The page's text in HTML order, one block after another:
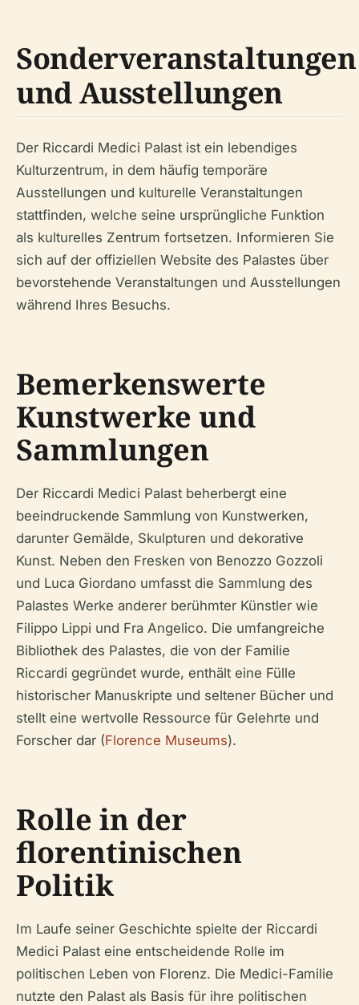
Sonderveranstaltungen
und Ausstellungen
Der Riccardi Medici Palast ist ein lebendiges
Kulturzentrum, in dem häufig temporäre
Ausstellungen und kulturelle Veranstaltungen
stattfinden, welche seine ursprüngliche Funktion
als kulturelles Zentrum fortsetzen. Informieren Sie
sich auf der offiziellen Website des Palastes über
bevorstehende Veranstaltungen und Ausstellungen
während Ihres Besuchs.
Bemerkenswerte
Kunstwerke und
Sammlungen
Der Riccardi Medici Palast beherbergt eine
beeindruckende Sammlung von Kunstwerken,
darunter Gemälde, Skulpturen und dekorative
Kunst. Neben den Fresken von Benozzo Gozzoli
und Luca Giordano umfasst die Sammlung des
Palastes Werke anderer berühmter Künstler wie
Filippo Lippi und Fra Angelico. Die umfangreiche
Bibliothek des Palastes, die von der Familie
Riccardi gegründet wurde, enthält eine Fülle
historischer Manuskripte und seltener Bücher und
stellt eine wertvolle Ressource für Gelehrte und
Forscher dar (Florence Museums).
Rolle in der
florentinischen
Politik
Im Laufe seiner Geschichte spielte der Riccardi
Medici Palast eine entscheidende Rolle im
politischen Leben von Florenz. Die Medici-Familie
nutzte den Palast als Basis für ihre politischen